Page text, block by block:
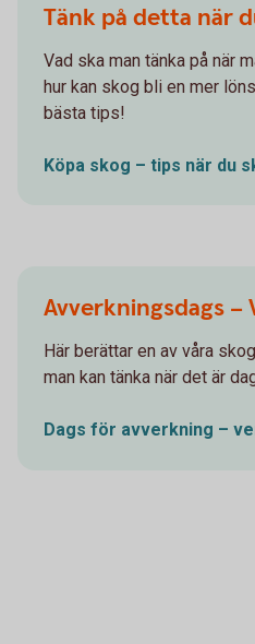
Tänk på detta när
Vad ska man tänka på när
hur kan skog bli en mer
bästa tips!
Köpa skog – tips när du
Avverkningsdags –
Här berättar en av våra
man kan tänka när det är
Dags för avverkning –